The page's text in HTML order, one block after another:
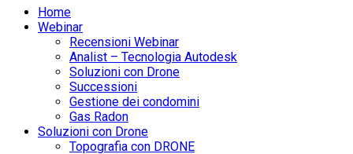
Home
Webinar
Recensioni Webinar
Analist – Tecnologia Autodesk
Soluzioni con Drone
Successioni
Gestione dei condomini
Gas Radon
Soluzioni con Drone
Topografia con DRONE